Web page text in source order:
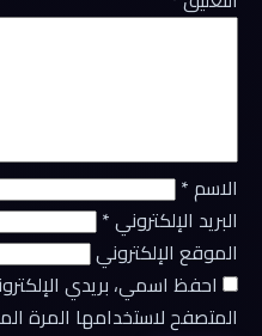
الاسم*
البريد الإلكتروني*
الموقع الإلكتروني
احفظ اسمي، بريدي
المتصفح لاستخدامها المرة